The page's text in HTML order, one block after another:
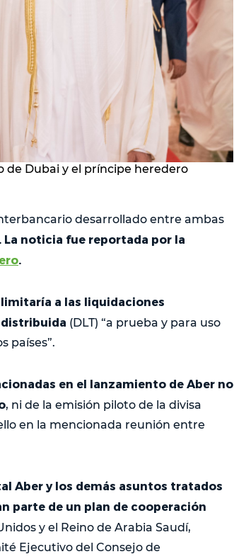
Dubai y el príncipe heredero
desarrollado entre ambas
noticia fue reportada por la
.
limitaría a las liquidaciones
(DLT) “a prueba y para uso
países”.
en el lanzamiento de Aber no
, ni de la emisión piloto de la divisa
en la mencionada reunión entre
Aber y los demás asuntos tratados
parte de un plan de cooperación
y el Reino de Arabia Saudí,
Ejecutivo del Consejo de